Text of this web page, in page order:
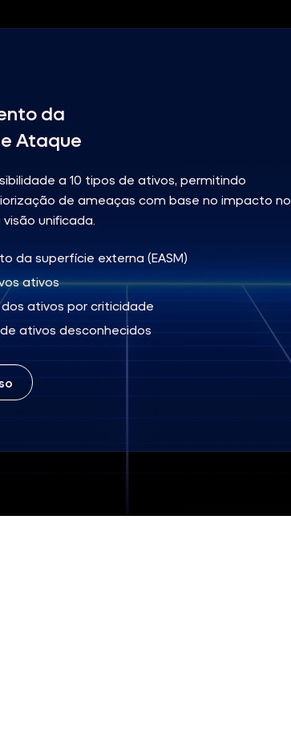
da
Ataque
a 10 tipos de ativos, permitindo
de ameaças com base no impacto no
unificada.
da superfície externa (EASM)
ativos
ativos por criticidade
ativos desconhecidos